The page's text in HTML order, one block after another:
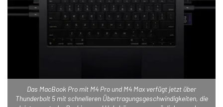
Das MacBook Pro mit M4 Pro und M4 Max verfügt jetzt über
Thunderbolt 5 mit schnelleren Übertragungsgeschwindigkeiten, die